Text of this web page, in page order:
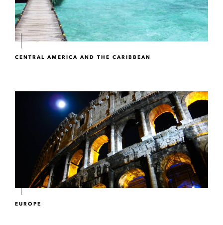
CENTRAL AMERICA AND THE CARIBBEAN
EUROPE